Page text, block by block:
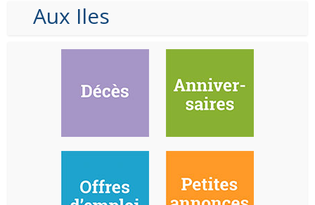
Aux Iles